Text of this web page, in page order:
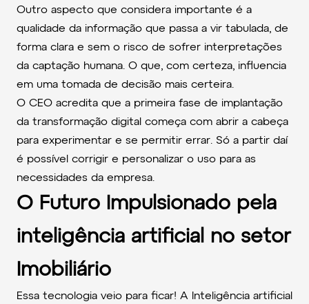
Outro aspecto que considera importante é a
qualidade da informação que passa a vir tabulada, de
forma clara e sem o risco de sofrer interpretações
da captação humana. O que, com certeza, influencia
em uma tomada de decisão mais certeira.
O CEO acredita que a primeira fase de implantação
da transformação digital começa com abrir a cabeça
para experimentar e se permitir errar. Só a partir daí
é possível corrigir e personalizar o uso para as
necessidades da empresa.
O Futuro Impulsionado pela
inteligência artificial no setor
Imobiliário
Essa tecnologia veio para ficar! A Inteligência artificial